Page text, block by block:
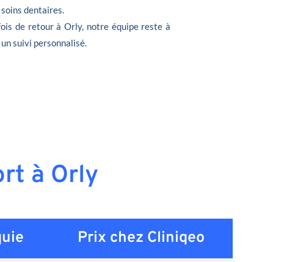
soins dentaires.
de retour à Orly, notre équipe reste à
suivi personnalisé.
à Orly
Prix chez Cliniqeo